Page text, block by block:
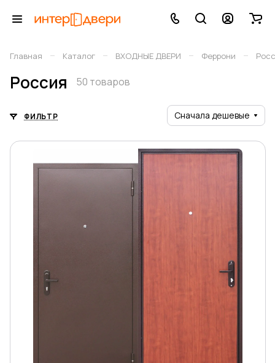
Главная – Каталог – ВХОДНЫЕ ДВЕРИ – Феррони –
Россия 50 товаров
ФИЛЬТР Сначала дешевые